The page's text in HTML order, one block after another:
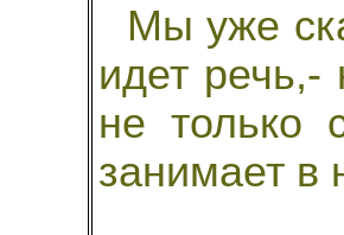
Мы уже
идет речь,-
не только
занимает в